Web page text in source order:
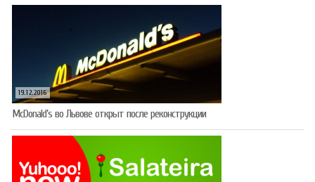
19.12.2016
McDonald’s во Львове открыт после реконструкции